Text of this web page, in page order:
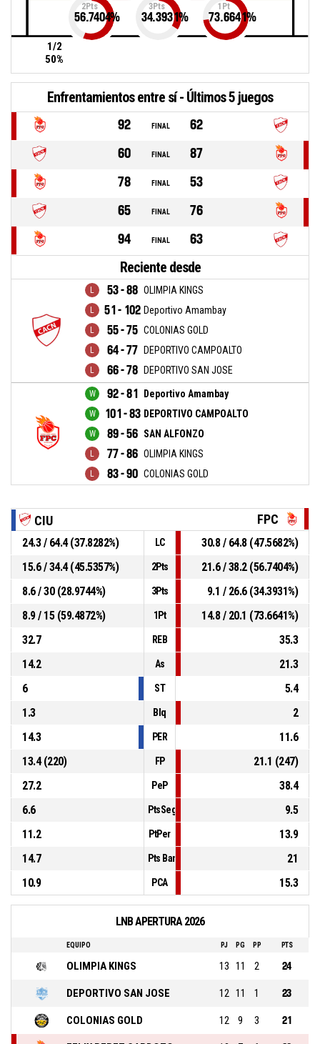
1/2
50%
2Pts
56.7404%
3Pts
34.3931%
1Pt
73.6641%
Enfrentamientos entre sí - Últimos 5 juegos
92 FINAL
62
60
FINAL
87
78
FINAL
53
65
FINAL
76
94
FINAL 63
Reciente desde
53 - 88 OLIMPIA KINGS
51 - 102 Deportivo Amambay
55 - 75 COLONIAS GOLD
64 - 77 DEPORTIVO CAMPOALTO
66 - 78 DEPORTIVO SAN JOSE
92 - 81 Deportivo Amambay
101 - 83 DEPORTIVO CAMPOALTO
89 - 56 SAN ALFONZO
77 - 86 OLIMPIA KINGS
83 - 90 COLONIAS GOLD
CIU FPC
24.3 / 64.4 (37.8282%) LC
30.8 / 64.8 (47.5682%)
15.6 / 34.4 (45.5357%)
2Pts
21.6 / 38.2 (56.7404%)
8.6 / 30 (28.9744%)
3Pts
9.1 / 26.6 (34.3931%)
8.9 / 15 (59.4872%)
1Pt
14.8 / 20.1 (73.6641%)
32.7
REB
35.3
14.2
As
21.3
6
ST
5.4
1.3
Blq
2
14.3
PER
11.6
13.4 (220)
FP
21.1 (247)
27.2
PeP
38.4
6.6
PtsSegCh
9.5
11.2
PtPer
13.9
14.7
Pts Banca
21
10.9
PCA 15.3
LNB APERTURA 2026
EQUIPO PJ PG PP PTS
OLIMPIA KINGS 13 11 2 24
DEPORTIVO SAN JOSE 12 11 1 23
COLONIAS GOLD 12 9 3 21